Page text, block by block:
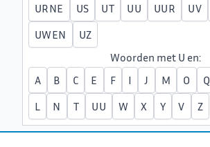
URNE
US UT UU UUR UV
UWEN
UZ
Woorden met U en:
A
B C E F I J M O Q
L
N T UU W X Y V Z